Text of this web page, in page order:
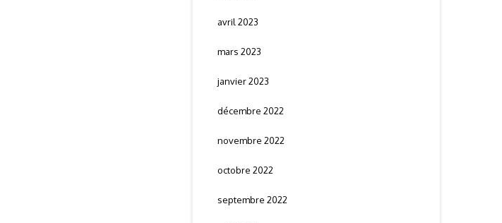
avril 2023
mars 2023
janvier 2023
décembre 2022
novembre 2022
octobre 2022
septembre 2022